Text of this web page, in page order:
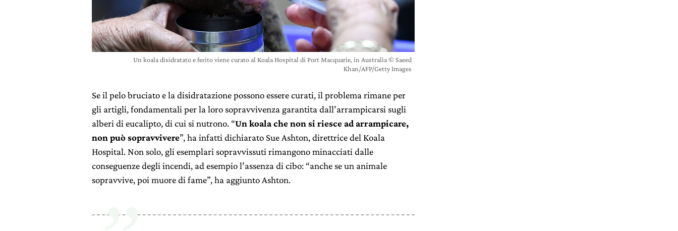
Un koala disidratato e ferito viene curato al Koala Hospital di Port Macquarie, in Australia © Saeed
Khan/AFP/Getty Images
Se il pelo bruciato e la disidratazione possono essere curati, il problema rimane per
gli artigli, fondamentali per la loro sopravvivenza garantita dall’arrampicarsi sugli
alberi di eucalipto, di cui si nutrono. “Un koala che non si riesce ad arrampicare,
non può sopravvivere”, ha infatti dichiarato Sue Ashton, direttrice del Koala
Hospital. Non solo, gli esemplari sopravvissuti rimangono minacciati dalle
conseguenze degli incendi, ad esempio l’assenza di cibo: “anche se un animale
sopravvive, poi muore di fame”, ha aggiunto Ashton.